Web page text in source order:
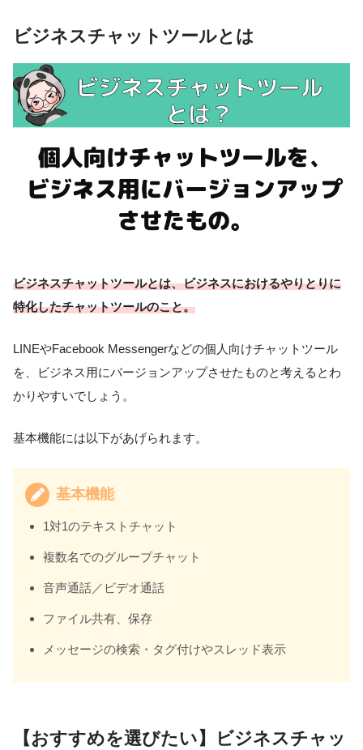
ビジネスチャットツールとは
ビジネスチャットツールとは、ビジネスにおけるやりとりに
特化したチャットツールのこと。
LINEやFacebook Messengerなどの個人向けチャットツール
を、ビジネス用にバージョンアップさせたものと考えるとわ
かりやすいでしょう。
基本機能には以下があげられます。
基本機能
1対1のテキストチャット
複数名でのグループチャット
音声通話／ビデオ通話
ファイル共有、保存
メッセージの検索・タグ付けやスレッド表示
【おすすめを選びたい】ビジネスチャッ